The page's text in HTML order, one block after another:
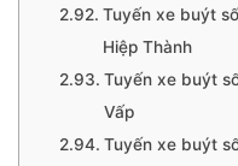
Tuyến xe buýt
Hiệp Thành
Tuyến xe buýt
Vấp
Tuyến xe buýt